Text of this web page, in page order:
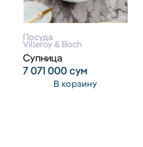
Посуда
Villeroy & Boch
Супница
7 071 000сум
В корзину